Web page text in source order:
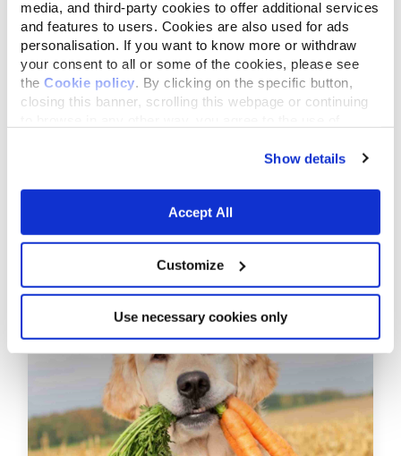
media, and third-party cookies to offer additional services
and features to users. Cookies are also used for ads
personalisation. If you want to know more or withdraw
your consent to all or some of the cookies, please see
the Cookie policy . By clicking on the specific button,
closing this banner, scrolling this webpage or continuing
Show details
Accept All
Customize
Use necessary cookies only
toukokuuta 10,2015
Kissa talvella: kuinka huolehtia siitä?
Kiintyykö kissa omistajaansa? 6
rakkauden merkkiä